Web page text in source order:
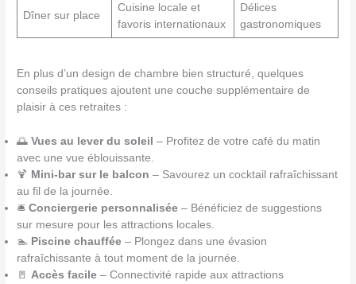
Dîner sur place
Cuisine locale et
favoris internationaux
Délices
gastronomiques
En plus d’un design de chambre bien structuré, quelques
conseils pratiques ajoutent une couche supplémentaire de
plaisir à ces retraites :
🌅Vues au lever du soleil – Profitez de votre café du matin
avec une vue éblouissante.
🍹 Mini-bar sur le balcon – Savourez un cocktail rafraîchissant
au fil de la journée.
🛎️Conciergerie personnalisée – Bénéficiez de suggestions
sur mesure pour les attractions locales.
🏊 Piscine chauffée – Plongez dans une évasion
rafraîchissante à tout moment de la journée.
🚪 Accès facile – Connectivité rapide aux attractions